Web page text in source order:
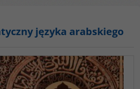
języka arabskiego